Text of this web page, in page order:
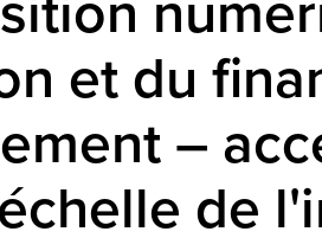
et du
–
de